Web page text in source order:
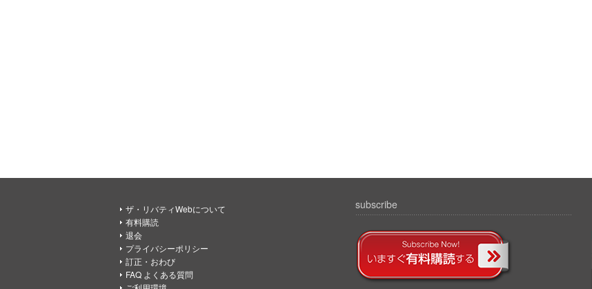
ザ・リバティWebについて
有料購読
退会
プライバシーポリシー
訂正・おわび
FAQ よくある質問
subscribe